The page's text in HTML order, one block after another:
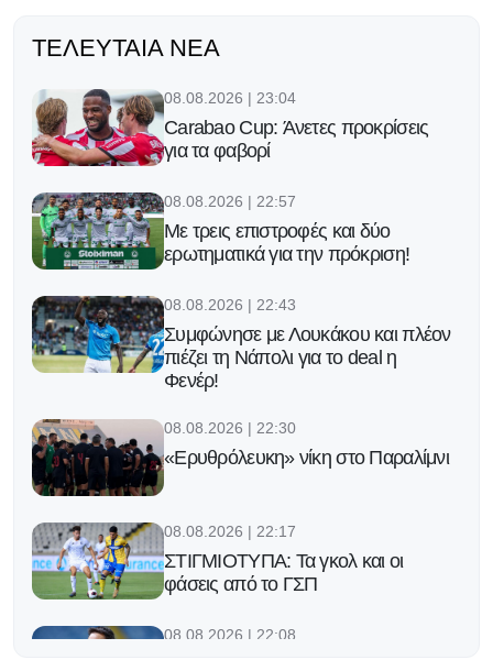
ΤΕΛΕΥΤΑΊΑ ΝΈΑ
08.08.2026 | 23:04
Carabao Cup: Άνετες προκρίσεις
για τα φαβορί
08.08.2026 | 22:57
Με τρεις επιστροφές και δύο
ερωτηματικά για την πρόκριση!
08.08.2026 | 22:43
Συμφώνησε με Λουκάκου και πλέον
πιέζει τη Νάπολι για το deal η
Φενέρ!
08.08.2026 | 22:30
«Ερυθρόλευκη» νίκη στο Παραλίμνι
08.08.2026 | 22:17
ΣΤΙΓΜΙΟΤΥΠΑ: Τα γκολ και οι
φάσεις από το ΓΣΠ
08.08.2026 | 22:08